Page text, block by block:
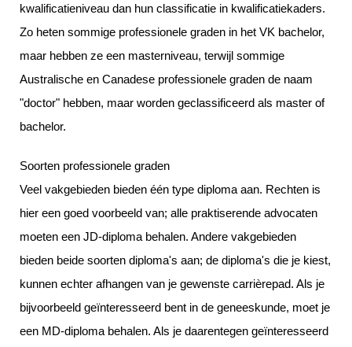
kwalificatieniveau dan hun classificatie in kwalificatiekaders.
Zo heten sommige professionele graden in het VK bachelor,
maar hebben ze een masterniveau, terwijl sommige
Australische en Canadese professionele graden de naam
"doctor" hebben, maar worden geclassificeerd als master of
bachelor.
Soorten professionele graden
Veel vakgebieden bieden één type diploma aan. Rechten is
hier een goed voorbeeld van; alle praktiserende advocaten
moeten een JD-diploma behalen. Andere vakgebieden
bieden beide soorten diploma's aan; de diploma's die je kiest,
kunnen echter afhangen van je gewenste carrièrepad. Als je
bijvoorbeeld geïnteresseerd bent in de geneeskunde, moet je
een MD-diploma behalen. Als je daarentegen geïnteresseerd